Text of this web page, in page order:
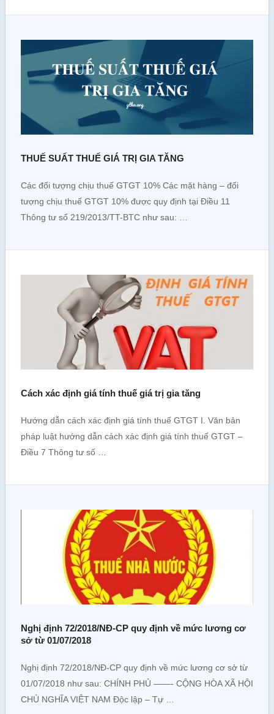
THUẾ SUẤT THUẾ GIÁ TRỊ GIA TĂNG
Các đối tượng chịu thuế GTGT 10% Các mặt hàng – đối
tượng chịu thuế GTGT 10% được quy định tại Điều 11
Thông tư số 219/2013/TT-BTC như sau: …
Cách xác định giá tính thuế giá trị gia tăng
Hướng dẫn cách xác định giá tính thuế GTGT I. Văn bản
pháp luật hướng dẫn cách xác định giá tính thuế GTGT –
Điều 7 Thông tư số …
Nghị định 72/2018/NĐ-CP quy định về mức lương cơ
sở từ 01/07/2018
Nghị định 72/2018/NĐ-CP quy định về mức lương cơ sở từ
01/07/2018 như sau: CHÍNH PHỦ ——- CỘNG HÒA XÃ HỘI
CHỦ NGHĨA VIỆT NAM Độc lập – Tự …